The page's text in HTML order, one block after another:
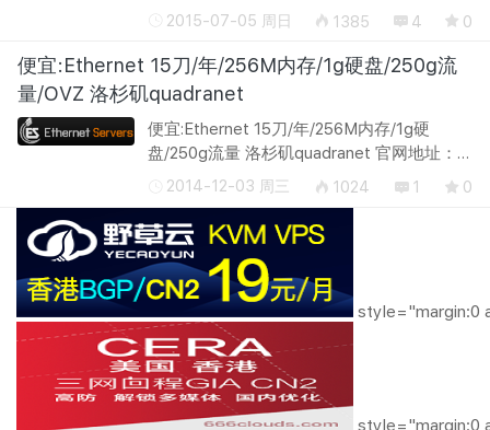
家的文章了，之前的：看这里 官网地址：
1GB COU：4 @ 3.5GHz 内存：1 GB
vSwap：1 ...
2015-07-05 周日 1385 4 0
便宜:Ethernet 15刀/年/256M内存/1g硬盘/250g流
量/OVZ 洛杉矶quadranet
便宜:Ethernet 15刀/年/256M内存/1g硬
盘/250g流量 洛杉矶quadranet 官网地址：
http://www.ethernetservers.com/ Ethernet
机商,先介绍服务器配置：cpu采用E3-1...
2014-12-03 周三 1024 1 0
style="margin:0
style="margin:0